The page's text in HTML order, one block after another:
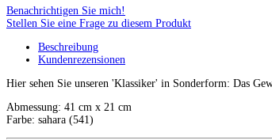
Benachrichtigen Sie mich!
Stellen Sie eine Frage zu diesem Produkt
Beschreibung
Kundenrezensionen
Hier sehen Sie unseren 'Klassiker' in Sonderform: Das
Abmessung: 41 cm x 21 cm
Farbe: sahara (541)